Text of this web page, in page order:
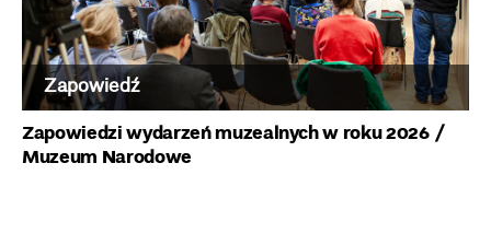
Zapowiedź
Zapowiedzi wydarzeń muzealnych w roku 2026 /
Muzeum Narodowe